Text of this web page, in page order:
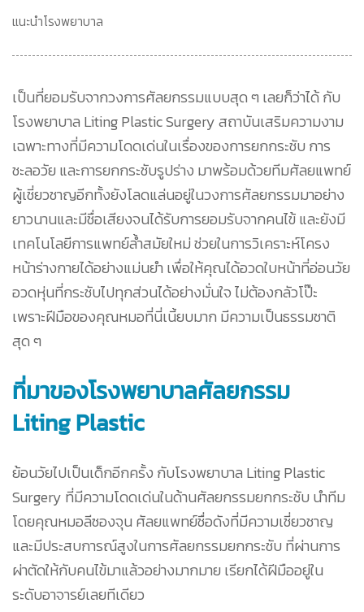
แนะนำโรงพยาบาล
เป็นที่ยอมรับจากวงการศัลยกรรมแบบสุด ๆ เลยก็ว่าได้ กับ
โรงพยาบาล Liting Plastic Surgery สถาบันเสริมความงาม
เฉพาะทางที่มีความโดดเด่นในเรื่องของการยกกระชับ การ
ชะลอวัย และการยกกระชับรูปร่าง มาพร้อมด้วยทีมศัลยแพทย์
ผู้เชี่ยวชาญอีกทั้งยังโลดแล่นอยู่ในวงการศัลยกรรมมาอย่าง
ยาวนานและมีชื่อเสียงจนได้รับการยอมรับจากคนไข้ และยังมี
เทคโนโลยีการแพทย์ล้ำสมัยใหม่ ช่วยในการวิเคราะห์โครง
หน้าร่างกายได้อย่างแม่นยำ เพื่อให้คุณได้อวดใบหน้าที่อ่อนวัย
อวดหุ่นที่กระชับไปทุกส่วนได้อย่างมั่นใจ ไม่ต้องกลัวโป๊ะ
เพราะฝีมือของคุณหมอที่นี่เนี้ยบมาก มีความเป็นธรรมชาติ
สุด ๆ
ที่มาของโรงพยาบาลศัลยกรรม
Liting Plastic
ย้อนวัยไปเป็นเด็กอีกครั้ง กับโรงพยาบาล Liting Plastic
Surgery ที่มีความโดดเด่นในด้านศัลยกรรมยกกระชับ นำทีม
โดยคุณหมอลีซองจุน ศัลยแพทย์ชื่อดังที่มีความเชี่ยวชาญ
และมีประสบการณ์สูงในการศัลยกรรมยกกระชับ ที่ผ่านการ
ผ่าตัดให้กับคนไข้มาแล้วอย่างมากมาย เรียกได้ฝีมืออยู่ใน
ระดับอาจารย์เลยทีเดียว